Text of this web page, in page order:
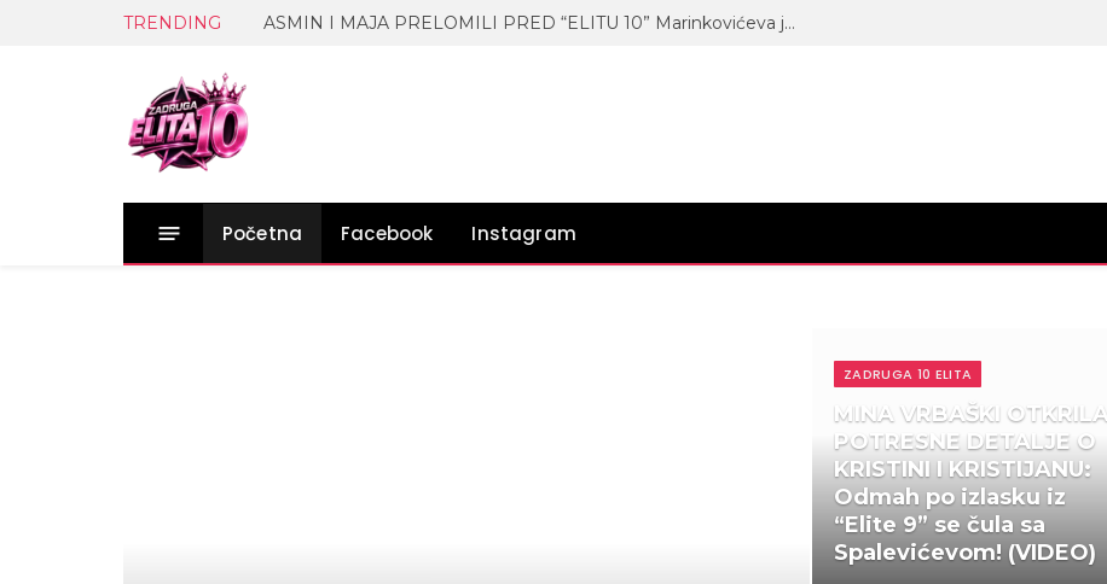
TRENDING ASMIN I MAJA PRELOMILI PRED “ELITU 10” Marinkovićeva javno ponizila Filipa Cara – KREĆE HAOS! (VIDEO)
Početna Facebook Instagram
ZADRUGA 10 ELITA
MINA VRBAŠKI OTKRILA
POTRESNE DETALJE O
KRISTINI I KRISTIJANU:
Odmah po izlasku iz
“Elite 9” se čula sa
Spalevićevom! (VIDEO)